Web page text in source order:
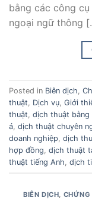
bằng các công
ngoại ngữ thông
Posted in Biên dịch
thuật
Dịch vụ Giới
thuật dịch thuật bằng
á dịch thuật chuyên
doanh nghiệp dịch
hợp đồng dịch thuật
thuật tiếng Anh dịch
BIÊN DỊCH,